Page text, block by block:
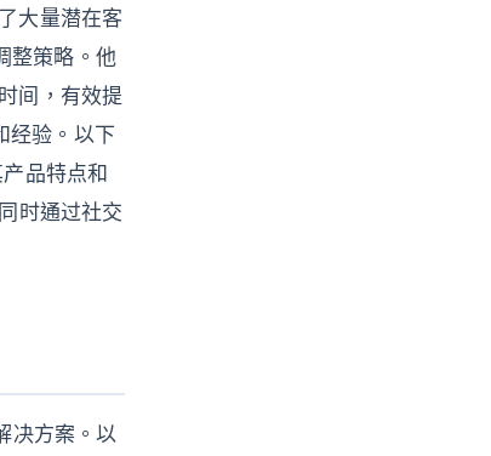
大量潜在客
整策略。他
间，有效提
经验。以下
品特点和
时通过社交
决方案。以